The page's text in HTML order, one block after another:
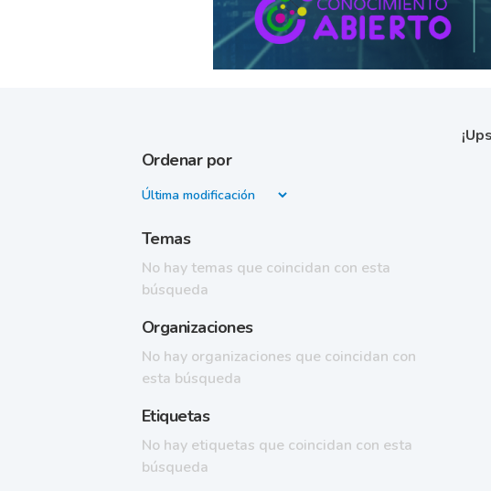
Ordenar por
Temas
No hay temas que coincidan con esta
búsqueda
Organizaciones
No hay organizaciones que coincidan con
esta búsqueda
Etiquetas
No hay etiquetas que coincidan con esta
búsqueda